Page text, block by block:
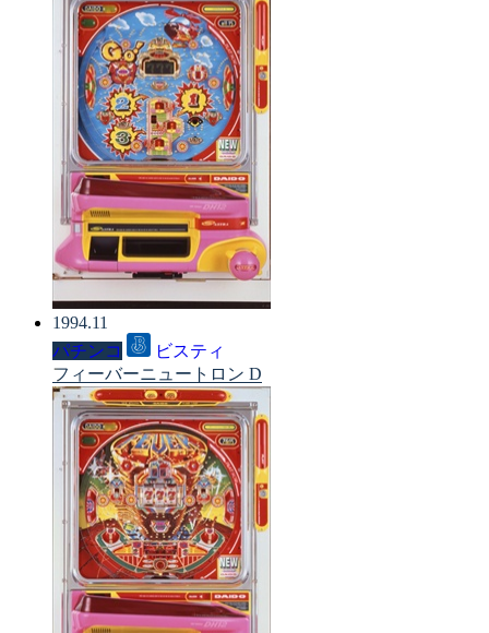
1994.11
パチンコ
ビスティ
フィーバーニュートロン D